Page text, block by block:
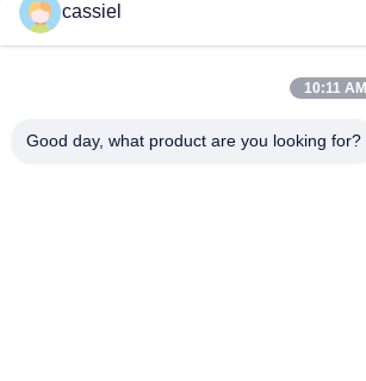
cassiel
10:11 AM
Good day, what product are you looking for?